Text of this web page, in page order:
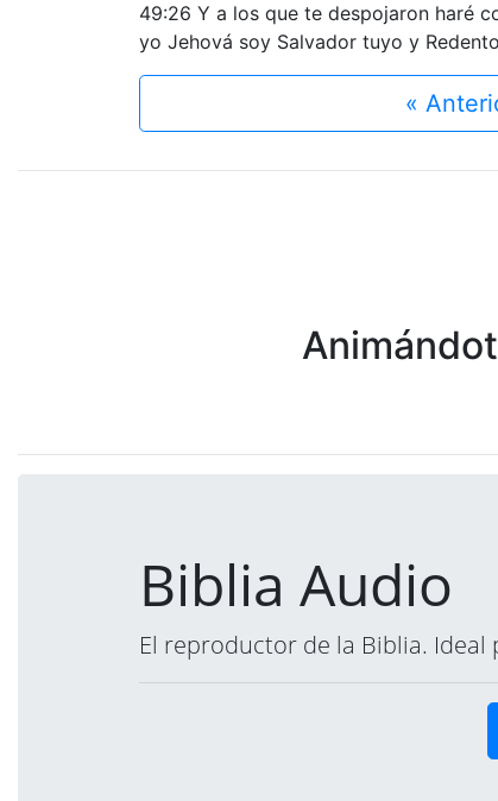
49:26 Y a los que te despojaron haré
yo Jehová soy Salvador tuyo y
«
Biblia Audio
El reproductor de la Biblia.